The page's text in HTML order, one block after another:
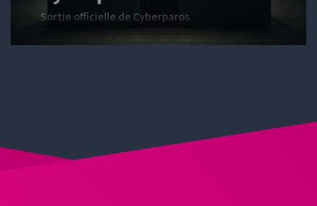
Sortie officielle de Cyberparos